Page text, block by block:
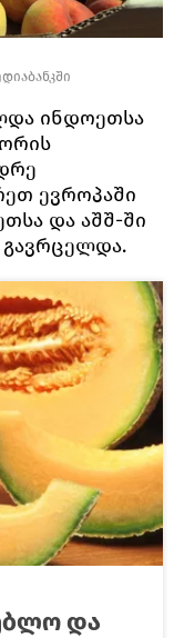
ინდოეთსა
ევროპაში
და აშშ-ში
გავრცელდა.
და